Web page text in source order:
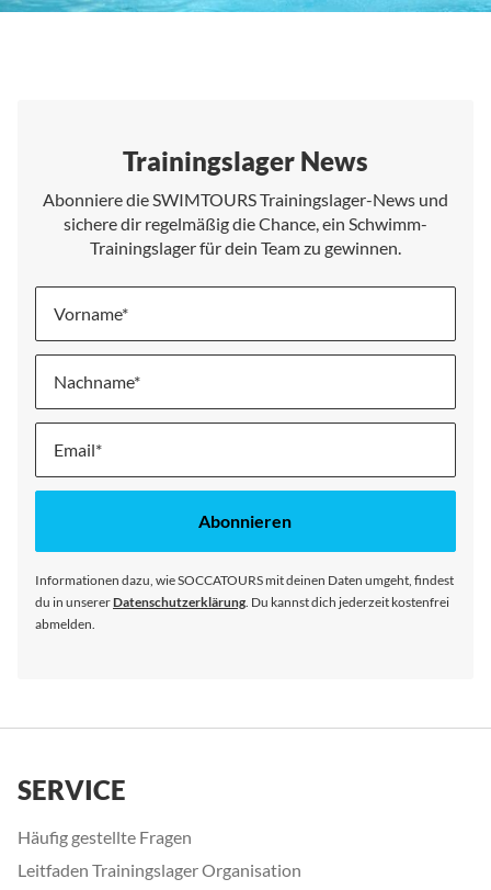
Trainingslager News
Abonniere die SWIMTOURS Trainingslager-News und
sichere dir regelmäßig die Chance, ein Schwimm-
Trainingslager für dein Team zu gewinnen.
Vorname
Nachname
Melde
für
Abonnieren
Informationen dazu, wie SOCCATOURS mit deinen Daten umgeht, findest
du in unsererDatenschutzerklärung . Du kannst dich jederzeit kostenfrei
abmelden.
SERVICE
Häufig gestellte Fragen
Leitfaden Trainingslager Organisation